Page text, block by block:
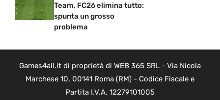
Team, FC26 elimina tutto:
spunta un grosso
problema
Games4all.it di proprietà di WEB 365 SRL - Via Nicola
Marchese 10, 00141 Roma (RM) - Codice Fiscale e
Partita I.V.A. 12279101005